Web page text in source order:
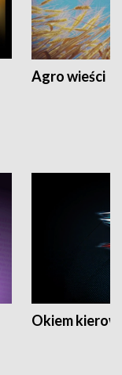
Agro wieści
Okiem